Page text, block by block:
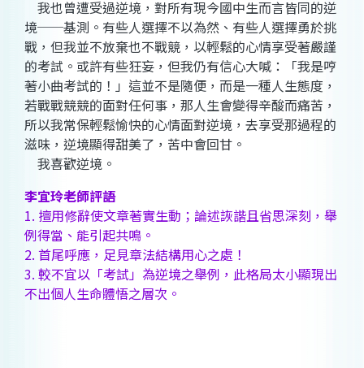
我也曾遭受過逆境，對所有現今國中生而言皆同的逆
境──基測。有些人選擇不以為然、有些人選擇勇於挑
戰，但我並不放棄也不戰競，以輕鬆的心情享受著嚴謹
的考試。或許有些狂妄，但我仍有信心大喊：「我是哼
著小曲考試的！」這並不是隨便，而是一種人生態度，
若戰戰競競的面對任何事，那人生會變得辛酸而痛苦，
所以我常保輕鬆愉快的心情面對逆境，去享受那過程的
滋味，逆境顯得甜美了，苦中會回甘。
我喜歡逆境。
李宜玲老師評語
1. 擅用修辭使文章著實生動；論述詼諧且省思深刻，舉
例得當、能引起共鳴。
2. 首尾呼應，足見章法結構用心之處！
3. 較不宜以「考試」為逆境之舉例，此格局太小顯現出
不出個人生命體悟之層次。